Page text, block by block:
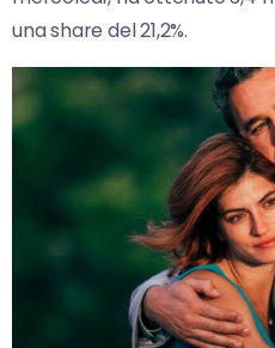
una share del 21,2%.